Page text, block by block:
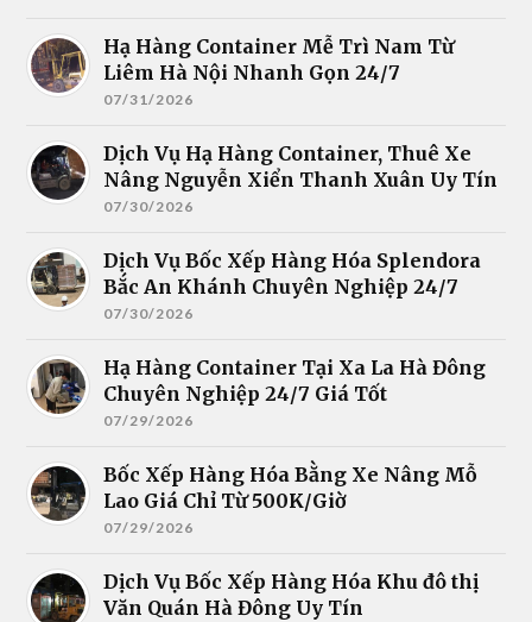
Hạ Hàng Container Mễ Trì Nam Từ
Liêm Hà Nội Nhanh Gọn 24/7
07/31/2026
Dịch Vụ Hạ Hàng Container, Thuê Xe
Nâng Nguyễn Xiển Thanh Xuân Uy Tín
07/30/2026
Dịch Vụ Bốc Xếp Hàng Hóa Splendora
Bắc An Khánh Chuyên Nghiệp 24/7
07/30/2026
Hạ Hàng Container Tại Xa La Hà Đông
Chuyên Nghiệp 24/7 Giá Tốt
07/29/2026
Bốc Xếp Hàng Hóa Bằng Xe Nâng Mỗ
Lao Giá Chỉ Từ 500K/Giờ
07/29/2026
Dịch Vụ Bốc Xếp Hàng Hóa Khu đô thị
Văn Quán Hà Đông Uy Tín